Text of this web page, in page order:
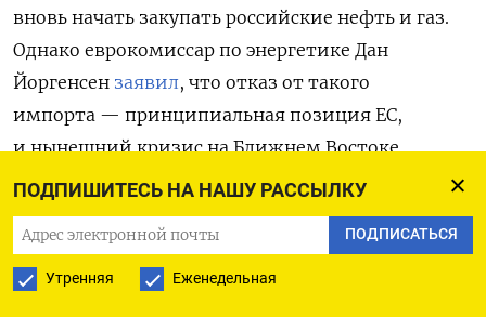
ПОДПИШИТЕСЬ НА НАШУ РАССЫЛКУ
ПОДПИСАТЬСЯ
Утренняя Еженедельная
вновь начать закупать российские нефть и газ.
Однако еврокомиссар по энергетике Дан
Йоргенсен заявил, что отказ от такого
импорта — принципиальная позиция ЕС,
и нынешний кризис на Ближнем Востоке
ее не изменит. «Мы слишком долго зависели
от энергоресурсов из России, что давало Путину
возможность шантажировать нас с помощью
энергетики… В будущем мы не будем